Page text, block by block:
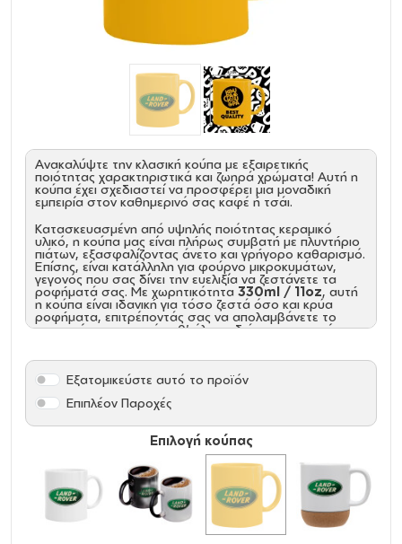
Ανακαλύψτε την κλασική κούπα με εξαιρετικής
ποιότητας χαρακτηριστικά και ζωηρά χρώματα! Αυτή η
κούπα έχει σχεδιαστεί να προσφέρει μια μοναδική
εμπειρία στον καθημερινό σας καφέ ή τσάι.
Κατασκευασμένη από υψηλής ποιότητας κεραμικό
υλικό, η κούπα μας είναι πλήρως συμβατή με πλυντήριο
πιάτων, εξασφαλίζοντας άνετο και γρήγορο καθαρισμό.
Επίσης, είναι κατάλληλη για φούρνο μικροκυμάτων,
γεγονός που σας δίνει την ευελιξία να ζεστάνετε τα
ροφήματά σας. Με χωρητικότητα 330ml / 11oz, αυτή
η κούπα είναι ιδανική για τόσο ζεστά όσο και κρύα
ροφήματα, επιτρέποντάς σας να απολαμβάνετε το
αγαπημένο σας ποτό καθ' όλη τη διάρκεια της ημέρας.
μετά από 1000+ πλύσεις στο πλυντήριο πιάτων.
Επιπλέον, το χρώμα της παραμένει αληθινά λευκό και η
σκληρότητα της διατηρείται αναλλοίωτη,
χρόνια. Επιλέξτε την κούπα μας για απόλαυση κάθε
στιγμής. Απολαύστε το αγαπημένο σας ρόφημα σε
ζεστή ή κρύα μορφή, με ασφάλεια και ποιότητα που
διαρκεί!
Υλικό:Κεραμικό
Πλυντήριο πιάτων:ΝΑΙ
Χωρητικότητα: 330ml / 11oz
ΝΑΙ
Επιλογή κούπας
Εξατομικεύστε αυτό το προϊόν
Επιπλέον Παροχές